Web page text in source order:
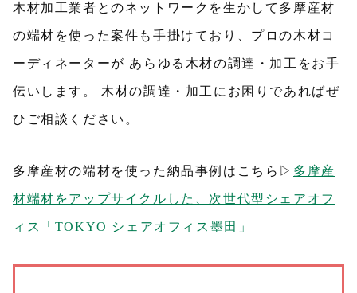
木材加工業者とのネットワークを生かして多摩産材
の端材を使った案件も手掛けており、プロの木材コ
ーディネーターが あらゆる木材の調達・加工をお手
伝いします。 木材の調達・加工にお困りであればぜ
ひご相談ください。
多摩産材の端材を使った納品事例はこちら▷ 多摩産
材端材をアップサイクルした、次世代型シェアオフ
ィス「TOKYO シェアオフィス墨田」